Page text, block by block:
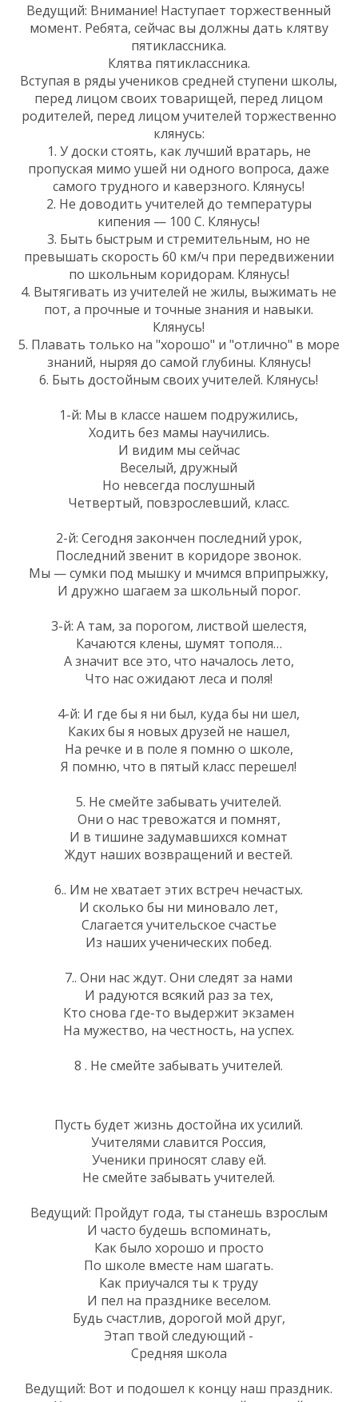
Ведущий: Внимание! Наступает торжественный
момент. Ребята, сейчас вы должны дать клятву
пятиклассника.
Клятва пятиклассника.
Вступая в ряды учеников средней ступени школы,
перед лицом своих товарищей, перед лицом
родителей, перед лицом учителей торжественно
клянусь:
1. У доски стоять, как лучший вратарь, не
пропуская мимо ушей ни одного вопроса, даже
самого трудного и каверзного. Клянусь!
2. Не доводить учителей до температуры
кипения — 100 С. Клянусь!
3. Быть быстрым и стремительным, но не
превышать скорость 60 км/ч при передвижении
по школьным коридорам. Клянусь!
4. Вытягивать из учителей не жилы, выжимать не
пот, а прочные и точные знания и навыки.
Клянусь!
5. Плавать только на "хорошо" и "отлично" в море
знаний, ныряя до самой глубины. Клянусь!
6. Быть достойным своих учителей. Клянусь!
1-й: Мы в классе нашем подружились,
Ходить без мамы научились.
И видим мы сейчас
Веселый, дружный
Но невсегда послушный
Четвертый, повзрослевший, класс.
2-й: Сегодня закончен последний урок,
Последний звенит в коридоре звонок.
Мы — сумки под мышку и мчимся вприпрыжку,
И дружно шагаем за школьный порог.
3-й: А там, за порогом, листвой шелестя,
Качаются клены, шумят тополя…
А значит все это, что началось лето,
Что нас ожидают леса и поля!
4-й: И где бы я ни был, куда бы ни шел,
Каких бы я новых друзей не нашел,
На речке и в поле я помню о школе,
Я помню, что в пятый класс перешел!
5. Не смейте забывать учителей.
Они о нас тревожатся и помнят,
И в тишине задумавшихся комнат
Ждут наших возвращений и вестей.
6.. Им не хватает этих встреч нечастых.
И сколько бы ни миновало лет,
Слагается учительское счастье
Из наших ученических побед.
7.. Они нас ждут. Они следят за нами
И радуются всякий раз за тех,
Кто снова где-то выдержит экзамен
На мужество, на честность, на успех.
8 . Не смейте забывать учителей.
Пусть будет жизнь достойна их усилий.
Учителями славится Россия,
Ученики приносят славу ей.
Не смейте забывать учителей.
Ведущий: Пройдут года, ты станешь взрослым
И часто будешь вспоминать,
Как было хорошо и просто
По школе вместе нам шагать.
Как приучался ты к труду
И пел на празднике веселом.
Будь счастлив, дорогой мой друг,
Этап твой следующий -
Средняя школа
Ведущий: Вот и подошел к концу наш праздник.